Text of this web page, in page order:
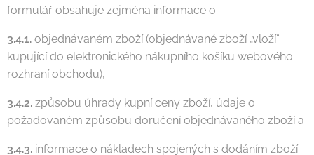
formulář obsahuje zejména informace o:
3.4.1. objednávaném zboží (objednávané zboží „vloží“
kupující do elektronického nákupního košíku webového
rozhraní obchodu),
3.4.2. způsobu úhrady kupní ceny zboží, údaje o
požadovaném způsobu doručení objednávaného zboží a
3.4.3. informace o nákladech spojených s dodáním zboží